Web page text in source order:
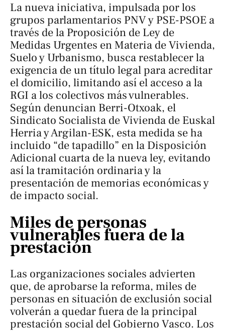
La nueva iniciativa, impulsada por los
grupos parlamentarios PNV y PSE-PSOE a
través de la Proposición de Ley de
Medidas Urgentes en Materia de Vivienda,
Suelo y Urbanismo, busca restablecer la
exigencia de un título legal para acreditar
el domicilio, limitando así el acceso a la
RGI a los colectivos más vulnerables.
Según denuncian Berri-Otxoak, el
Sindicato Socialista de Vivienda de Euskal
Herria y Argilan-ESK, esta medida se ha
incluido “de tapadillo” en la Disposición
Adicional cuarta de la nueva ley, evitando
así la tramitación ordinaria y la
presentación de memorias económicas y
de impacto social.
Miles de personas
vulnerables fuera de la
prestación
Las organizaciones sociales advierten
que, de aprobarse la reforma, miles de
personas en situación de exclusión social
volverán a quedar fuera de la principal
prestación social del Gobierno Vasco. Los